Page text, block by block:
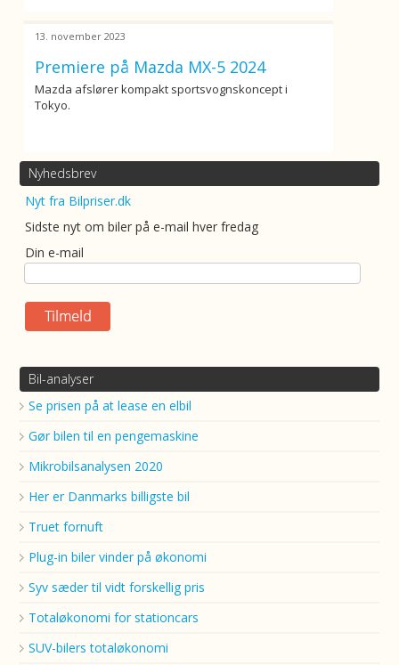
Premiere på Mazda MX-5 2024
Mazda afslører kompakt sportsvognskoncept i
Tokyo.
13. november 2023
Nyhedsbrev
Nyt fra Bilpriser.dk
Sidste nyt om biler på e-mail hver fredag
Din e-mail
Bil-analyser
Se prisen på at lease en elbil
Gør bilen til en pengemaskine
Mikrobilsanalysen 2020
Her er Danmarks billigste bil
Truet fornuft
Plug-in biler vinder på økonomi
Syv sæder til vidt forskellig pris
Totaløkonomi for stationcars
SUV-bilers totaløkonomi